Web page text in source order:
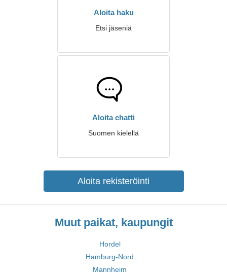
Aloita haku
Etsi jäseniä
Aloita chatti
Suomen kielellä
Aloita rekisteröinti
Muut paikat, kaupungit
Hordel
Hamburg-Nord
Mannheim